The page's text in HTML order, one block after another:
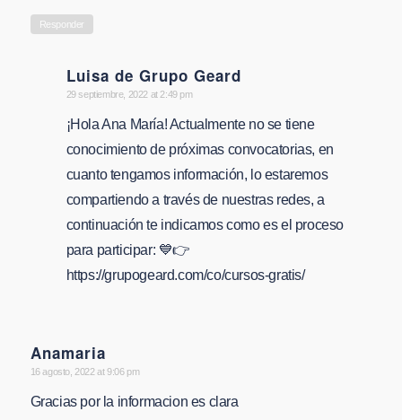
Responder
Luisa de Grupo Geard
says:
29 septiembre, 2022 at 2:49 pm
¡Hola Ana María! Actualmente no se tiene
conocimiento de próximas convocatorias, en
cuanto tengamos información, lo estaremos
compartiendo a través de nuestras redes, a
continuación te indicamos como es el proceso
para participar: 💙👉
https://grupogeard.com/co/cursos-gratis/
Anamaria
says:
16 agosto, 2022 at 9:06 pm
Gracias por la informacion es clara